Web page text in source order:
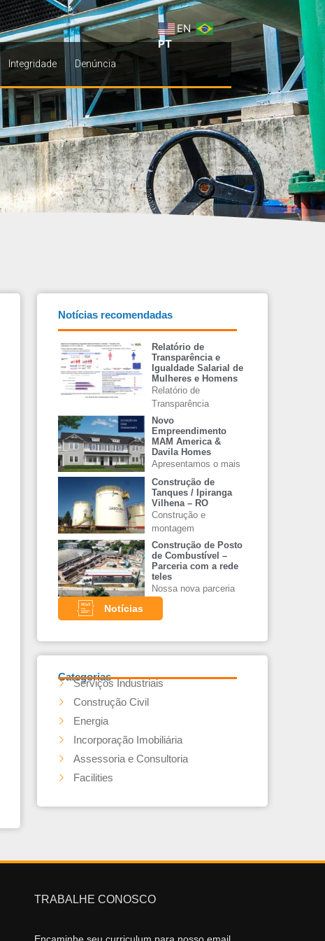
Integridade Denúncia
EN
PT
Notícias recomendadas
Relatório de
Transparência e
Igualdade Salarial de
Mulheres e Homens
Relatório de
Transparência
Novo
Empreendimento
MAM America &
Davila Homes
Apresentamos o mais
Construção de
Tanques / Ipiranga
Vilhena – RO
Construção e
montagem
Construção de Posto
de Combustível –
Parceria com a rede
teles
Nossa nova parceria
Notícias
Categorias
Serviços Industriais
Construção Civil
Energia
Incorporação Imobiliária
Assessoria e Consultoria
Facilities
TRABALHE CONOSCO